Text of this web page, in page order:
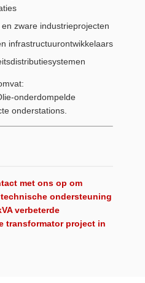
zware industrieprojecten
infrastructuurontwikkelaars
onderdompelde
onderstations.
met ons op om
ondersteuning
verbeterde
transformator project in